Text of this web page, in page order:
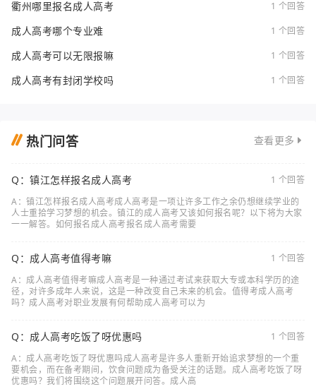
衢州哪里报名成人高考 1 个回答
成人高考哪个专业难 1 个回答
成人高考可以无限报嘛 1 个回答
成人高考有封闭学校吗 1 个回答
热门问答 查看更多
Q：镇江怎样报名成人高考
1 个回答
A：镇江怎样报名成人高考成人高考是一项让许多工作之余仍想继续学业的
人士重拾学习梦想的机会。镇江的成人高考又该如何报名呢？以下将为大家
一一解答。如何报名成人高考报名成人高考需要
Q：成人高考值得考嘛
1 个回答
A：成人高考值得考嘛成人高考是一种通过考试来获取大专或本科学历的途
径，对许多成年人来说，这是一种改变自己未来的机会。值得考成人高考
吗？成人高考对职业发展有何帮助成人高考可以为
Q：成人高考吃饭了呀优惠吗
1 个回答
A：成人高考吃饭了呀优惠吗成人高考是许多人重新开始追求梦想的一个重
要机会，而在备考期间，饮食问题成为备受关注的话题。成人高考吃饭了呀
优惠吗？我们将围绕这个问题展开问答。成人高